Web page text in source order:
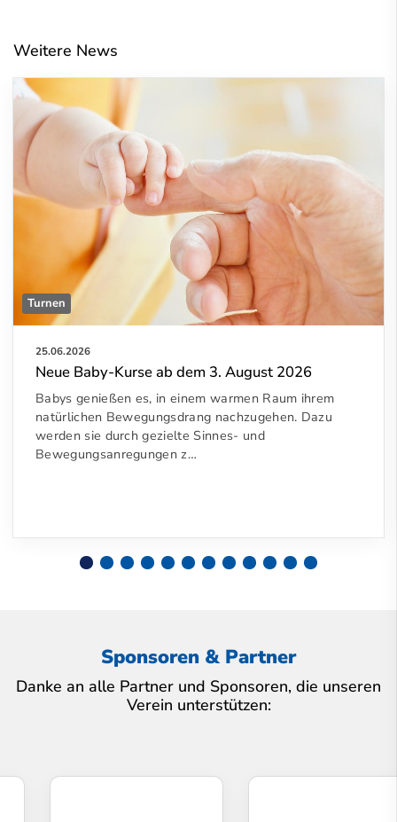
Weitere News
Turnen
25.06.2026
Neue Baby-Kurse ab dem 3. August 2026
Babys genießen es, in einem warmen Raum ihrem
natürlichen Bewegungsdrang nachzugehen. Dazu
werden sie durch gezielte Sinnes- und
Bewegungsanregungen z…
Sponsoren & Partner
Danke an alle Partner und Sponsoren, die unseren
Verein unterstützen: